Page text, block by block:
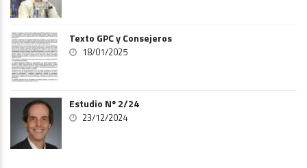
Texto GPC y Consejeros
18/01/2025
Estudio Nº 2/24
23/12/2024